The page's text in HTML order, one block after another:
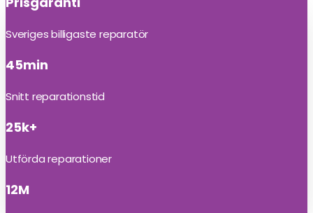
Sveriges billigaste reparatör
45min
Snitt reparationstid
25k+
Utförda reparationer
12M